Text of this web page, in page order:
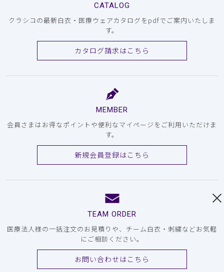
CATALOG
クラシコの最新白衣・医療ウェアカタログをpdfでご案内いたしま
す。
カタログ請求はこちら
MEMBER
会員さまはお得なポイントや便利なマイページをご利用いただけま
す。
新規会員登録はこちら
TEAM ORDER
医療法人様の一括注文のお見積りや、チーム白衣・刺繍などお気軽
にご相談ください。
お問い合わせはこちら